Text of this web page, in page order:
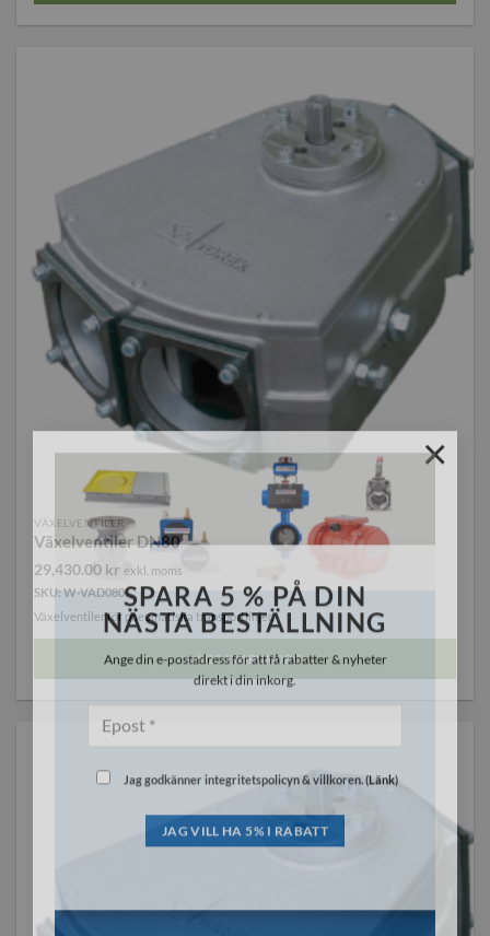
SPARA 5 % PÅ DIN
NÄSTA BESTÄLLNING
Ange din e-postadress för att få rabatter & nyheter
×
VÄXELVENTILER
Växelventiler DN80
29,430.00 kr exkl. moms
SKU: W-VAD080
Växelventiler för pneumatiska transportlinjer.
LÄGG I VARUKORG